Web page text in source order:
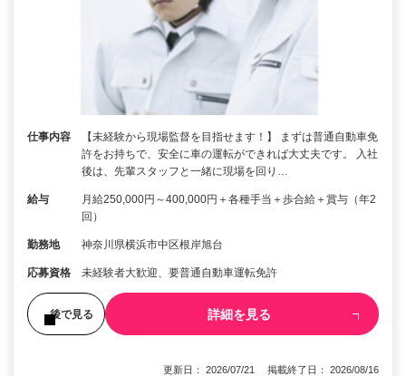
仕事内容
【未経験から現場監督を目指せます！】 まずは普通自動車免
許をお持ちで、安全に車の運転ができれば大丈夫です。 入社
後は、先輩スタッフと一緒に現場を回り…
給与
月給250,000円～400,000円＋各種手当＋歩合給＋賞与（年2
回）
勤務地 神奈川県横浜市中区根岸旭台
応募資格 未経験者大歓迎、要普通自動車運転免許
後で見る 詳細を見る
更新日： 2026/07/21 掲載終了日： 2026/08/16